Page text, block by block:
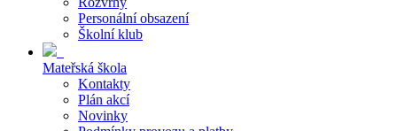
Personální obsazení
Školní klub
Mateřská škola
Kontakty
Plán akcí
Novinky